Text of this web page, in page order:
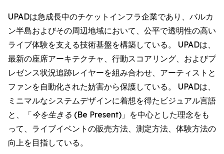
UPADは急成長中のチケットインフラ企業であり、バルカ
ン半島およびその周辺地域において、公平で透明性の高い
ライブ体験を支える技術基盤を構築している。 UPADは、
最新の座席アーキテクチャ、行動スコアリング、およびプ
レゼンス状況追跡レイヤーを組み合わせ、アーティストと
ファンを自動化された妨害から保護している。 UPADは、
ミニマルなシステムデザインに着想を得たビジュアル言語
と、「今を生きる (Be Present) 」を中心とした理念をも
って、ライブイベントの販売方法、測定方法、体験方法の
向上を目指している。